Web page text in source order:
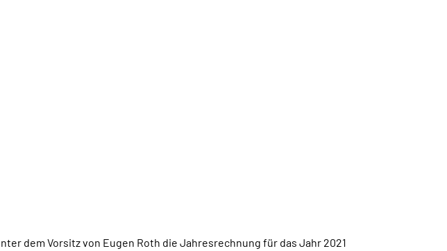
dem Vorsitz von Eugen Roth die Jahresrechnung für das Jahr 2021